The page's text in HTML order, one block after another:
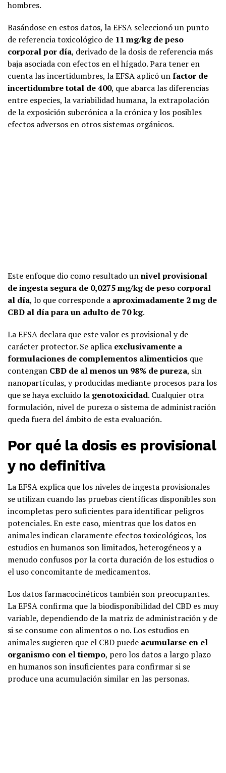
hombres.
Basándose en estos datos, la EFSA seleccionó un punto
de referencia toxicológico de 11 mg/kg de peso
corporal por día, derivado de la dosis de referencia más
baja asociada con efectos en el hígado. Para tener en
cuenta las incertidumbres, la EFSA aplicó unfactor de
incertidumbre total de 400, que abarca las diferencias
entre especies, la variabilidad humana, la extrapolación
de la exposición subcrónica a la crónica y los posibles
efectos adversos en otros sistemas orgánicos.
Este enfoque dio como resultado unnivel provisional
de ingesta segura de 0,0275 mg/kg de peso corporal
al día, lo que corresponde a aproximadamente 2 mg de
CBD al día para un adulto de 70 kg.
La EFSA declara que este valor es provisional y de
carácter protector. Se aplica exclusivamente a
formulaciones de complementos alimenticios que
contengan CBD de al menos un 98% de pureza, sin
nanopartículas, y producidas mediante procesos para los
que se haya excluido la genotoxicidad. Cualquier otra
formulación, nivel de pureza o sistema de administración
queda fuera del ámbito de esta evaluación.
Por qué la dosis es provisional
y no definitiva
La EFSA explica que los niveles de ingesta provisionales
se utilizan cuando las pruebas científicas disponibles son
incompletas pero suficientes para identificar peligros
potenciales. En este caso, mientras que los datos en
animales indican claramente efectos toxicológicos, los
estudios en humanos son limitados, heterogéneos y a
menudo confusos por la corta duración de los estudios o
el uso concomitante de medicamentos.
Los datos farmacocinéticos también son preocupantes.
La EFSA confirma que la biodisponibilidad del CBD es muy
variable, dependiendo de la matriz de administración y de
si se consume con alimentos o no. Los estudios en
animales sugieren que el CBD puede acumularse en el
organismo con el tiempo, pero los datos a largo plazo
en humanos son insuficientes para confirmar si se
produce una acumulación similar en las personas.